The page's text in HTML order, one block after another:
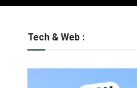
Tech & Web :